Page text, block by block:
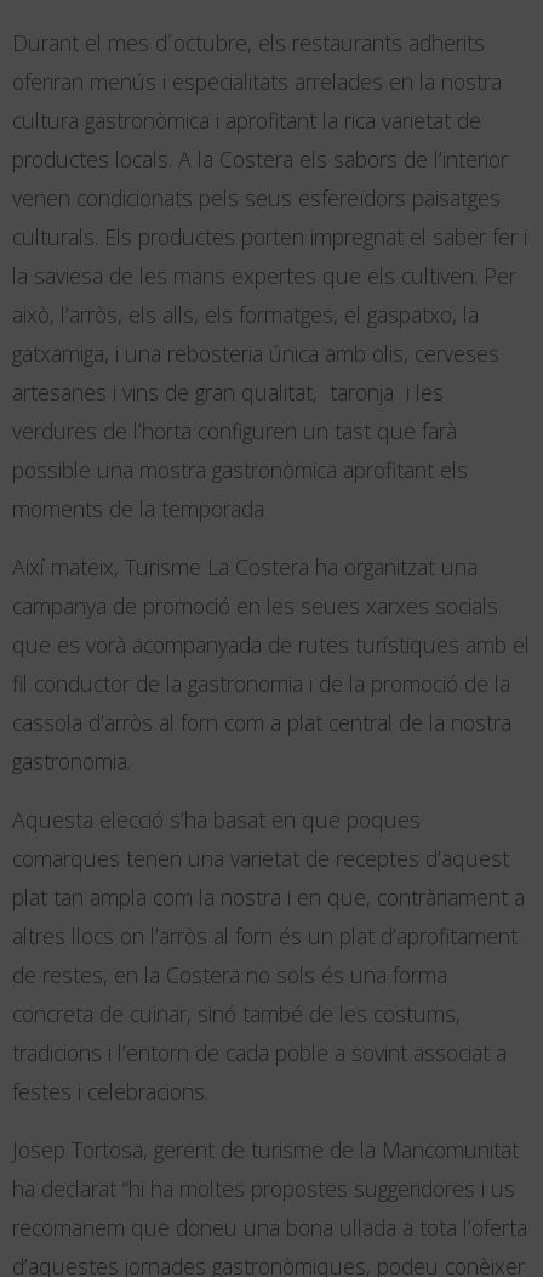
Durant el mes d´octubre, els restaurants adherits
oferiran menús i especialitats arrelades en la nostra
cultura gastronòmica i aprofitant la rica varietat de
productes locals. A la Costera els sabors de l’interior
venen condicionats pels seus esfereïdors paisatges
culturals. Els productes porten impregnat el saber fer i
la saviesa de les mans expertes que els cultiven. Per
això, l’arròs, els alls, els formatges, el gaspatxo, la
gatxamiga, i una rebosteria única amb olis, cerveses
artesanes i vins de gran qualitat, taronja i les
verdures de l’horta configuren un tast que farà
possible una mostra gastronòmica aprofitant els
moments de la temporada
Així mateix, Turisme La Costera ha organitzat una
campanya de promoció en les seues xarxes socials
que es vorà acompanyada de rutes turístiques amb el
fil conductor de la gastronomia i de la promoció de la
cassola d’arròs al forn com a plat central de la nostra
gastronomia.
Aquesta elecció s’ha basat en que poques
comarques tenen una varietat de receptes d’aquest
plat tan ampla com la nostra i en que, contràriament a
altres llocs on l’arròs al forn és un plat d’aprofitament
de restes, en la Costera no sols és una forma
concreta de cuinar, sinó també de les costums,
tradicions i l’entorn de cada poble a sovint associat a
festes i celebracions.
Josep Tortosa, gerent de turisme de la Mancomunitat
ha declarat “hi ha moltes propostes suggeridores i us
recomanem que doneu una bona ullada a tota l’oferta
d’aquestes jornades gastronòmiques, podeu conèixer